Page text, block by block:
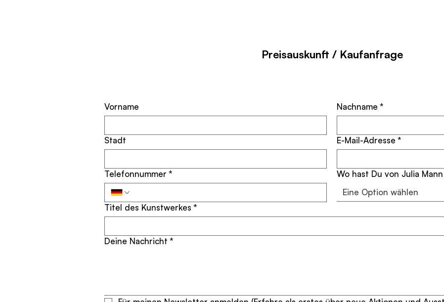
Preisauskunft / Kaufanfrage
Vorname Nachname *
Stadt E-Mail-Adresse *
Telefonnummer *
Wo hast Du von Julia
Eine Option wählen
Titel des Kunstwerkes *
Deine Nachricht *